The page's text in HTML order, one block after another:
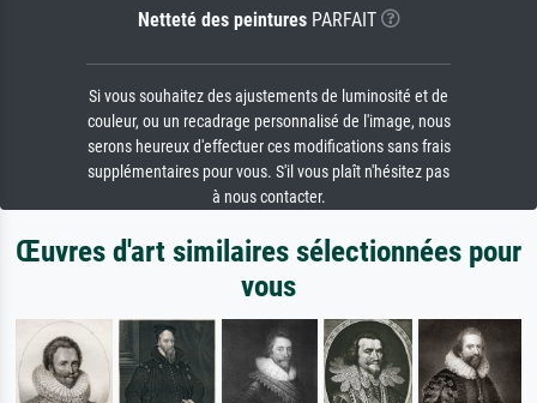
Netteté des peinturesPARFAIT
Si vous souhaitez des ajustements de luminosité et de
couleur, ou un recadrage personnalisé de l'image, nous
serons heureux d'effectuer ces modifications sans frais
supplémentaires pour vous. S'il vous plaît n'hésitez pas
à nous contacter.
Œuvres d'art similaires sélectionnées pour
vous